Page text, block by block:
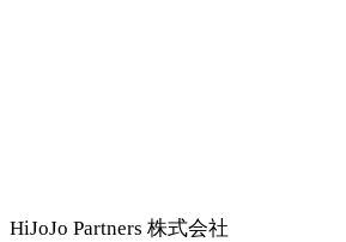
HiJoJo Partners 株式会社